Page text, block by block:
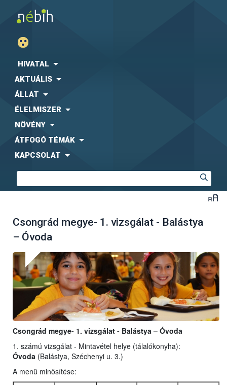
HIVATAL
AKTUÁLIS
ÁLLAT
ÉLELMISZER
NÖVÉNY
ÁTFOGÓ TÉMÁK
KAPCSOLAT
Csongrád megye- 1. vizsgálat - Balástya
– Óvoda
Csongrád megye- 1. vizsgálat - Balástya – Óvoda
1. számú vizsgálat - Mintavétel helye (tálalókonyha):
Óvoda (Balástya, Széchenyi u. 3.)
A menü minősítése: